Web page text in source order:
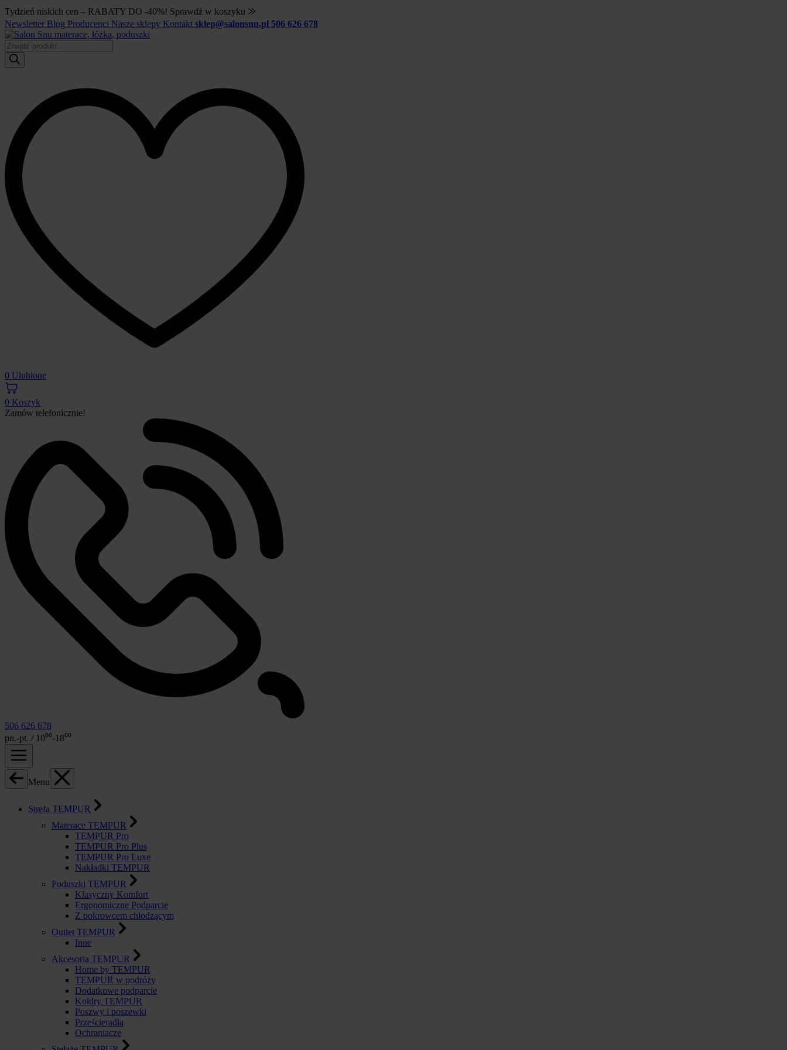
Tydzień niskich cen – RABATY DO -40%! Sprawdź w koszyku ⨠
Newsletter Blog Producenci Nasze sklepy Kontakt sklep@salonsnu.pl 506 626 678
Wyszukiwarka
produktów
0 Ulubione
0 Koszyk
Zamów telefonicznie!
506 626 678
pn.-pt. / 10⁰⁰-18⁰⁰
Menu
Strefa TEMPUR
Materace TEMPUR
TEMPUR Pro
TEMPUR Pro Plus
TEMPUR Pro Luxe
Nakładki TEMPUR
Poduszki TEMPUR
Klasyczny Komfort
Ergonomiczne Podparcie
Z pokrowcem chłodzącym
Outlet TEMPUR
Inne
Akcesoria TEMPUR
Home by TEMPUR
TEMPUR w podróży
Dodatkowe podparcie
Kołdry TEMPUR
Poszwy i poszewki
Prześcieradła
Ochraniacze